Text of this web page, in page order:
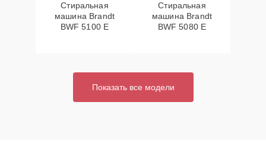
Стиральная
машина Brandt
BWF 5100 E
Стиральная
машина Brandt
BWF 5080 E
Показать все модели